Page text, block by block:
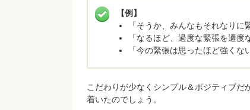
【例】
「そうか、みんなもそれなりに
「なるほど、過度な緊張を適度
「今の緊張は思ったほど強く
こだわりが少なくシンプル＆ポジティブだ
着いたのでしょう。